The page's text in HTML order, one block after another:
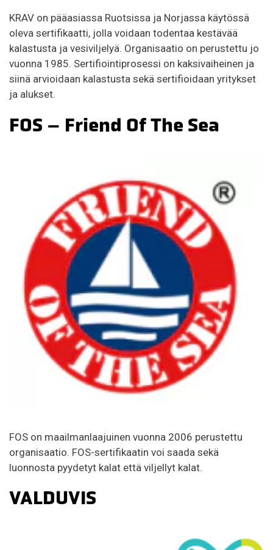
KRAV on pääasiassa Ruotsissa ja Norjassa käytössä
oleva sertifikaatti, jolla voidaan todentaa kestävää
kalastusta ja vesiviljelyä. Organisaatio on perustettu jo
vuonna 1985. Sertifiointiprosessi on kaksivaiheinen ja
siinä arvioidaan kalastusta sekä sertifioidaan yritykset
ja alukset.
FOS – Friend Of The Sea
FOS on maailmanlaajuinen vuonna 2006 perustettu
organisaatio. FOS-sertifikaatin voi saada sekä
luonnosta pyydetyt kalat että viljellyt kalat.
VALDUVIS